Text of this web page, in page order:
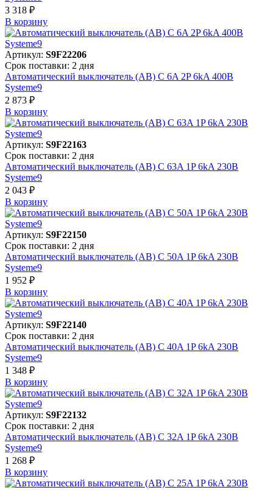
3 318 ₽
В корзинy
Артикул: S9F22206
Срок поставки: 2 дня
Автоматический выключатель (АВ) C 6A 2P 6kA 400В
Systeme9
2 873 ₽
В корзинy
Артикул: S9F22163
Срок поставки: 2 дня
Автоматический выключатель (АВ) C 63A 1P 6kA 230В
Systeme9
2 043 ₽
В корзинy
Артикул: S9F22150
Срок поставки: 2 дня
Автоматический выключатель (АВ) C 50A 1P 6kA 230В
Systeme9
1 952 ₽
В корзинy
Артикул: S9F22140
Срок поставки: 2 дня
Автоматический выключатель (АВ) C 40A 1P 6kA 230В
Systeme9
1 348 ₽
В корзинy
Артикул: S9F22132
Срок поставки: 2 дня
Автоматический выключатель (АВ) C 32A 1P 6kA 230В
Systeme9
1 268 ₽
В корзинy